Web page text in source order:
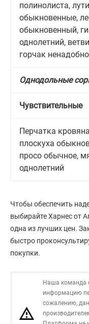
полинолиста,
обыкновенные,
обыкновенный,
однолетний,
горчак
Однодольные
Чувствительные
Перчатка
плоскуха
просо обычное,
однолетний
Чтобы обеспечить
выбирайте Харнес от
одна из лучших цен.
быстро
покупки.
Наша команда
информацию
сожалению,